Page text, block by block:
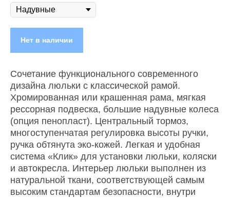
Нет в наличии
Сочетание функционального современного
дизайна люльки с классической рамой.
Хромированная или крашенная рама, мягкая
рессорная подвеска, большие надувные колеса
(опция пенопласт). Центральный тормоз,
многоступенчатая регулировка высоты ручки,
ручка обтянута эко-кожей. Легкая и удобная
система «Клик» для установки люльки, коляски
и автокресла. Интерьер люльки выполнен из
натуральной ткани, соответствующей самым
высоким стандартам безопасности, внутри